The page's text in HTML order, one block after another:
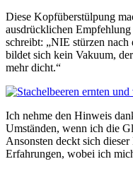
Diese Kopfüberstülpung
ausdrücklichen Empfehlung
schreibt: „NIE stürzen
bildet sich kein Vakuum,
mehr dicht.“
Ich nehme den Hinweis
Umständen, wenn ich die
Ansonsten deckt sich
Erfahrungen, wobei ich